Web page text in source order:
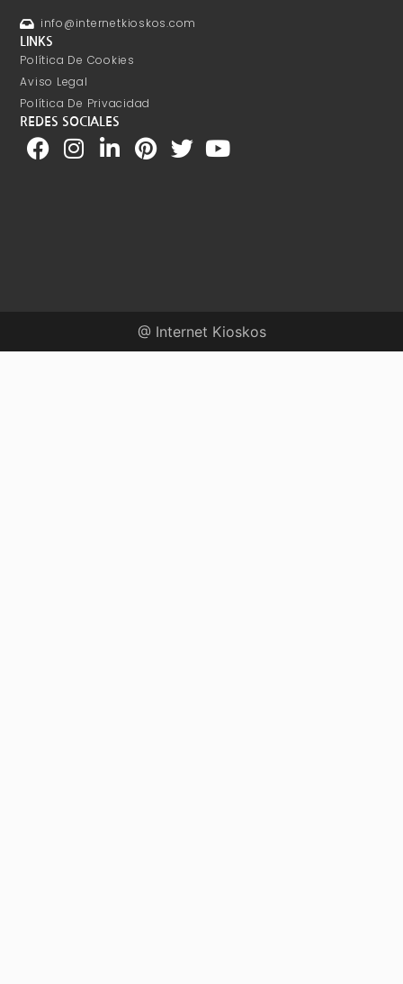
info@internetkioskos.com
LINKS
Política De Cookies
Aviso Legal
Política De Privacidad
REDES SOCIALES
@ Internet Kioskos